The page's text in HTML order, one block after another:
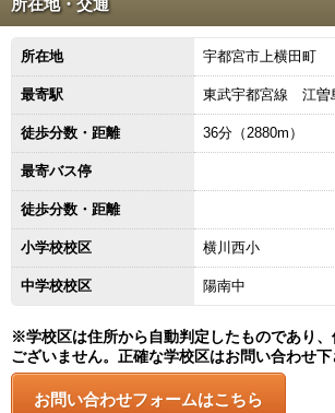
所在地・交通
所在地 宇都宮市上横田町
最寄駅 東武宇都宮線 江曽
徒歩分数・距離 36分（2880m）
最寄バス停
徒歩分数・距離
小学校校区 横川西小
中学校校区 陽南中
※学校区は住所から自動判定したものであり
ございません。正確な学校区はお問い合わせ下